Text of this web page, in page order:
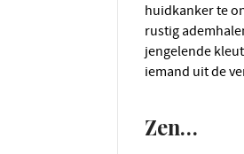
huidkanker te
rustig
jengelende
iemand uit de
Zen…